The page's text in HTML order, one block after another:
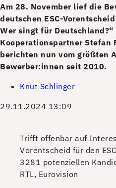
Am 28. November lief die
deutschen ESC-
Wer singt für
Kooperationspartner Stefan
berichten nun vom größten
Bewerber:innen seit 2010.
Knut Schlinger
29.11.2024 13:09
Trifft offenbar auf
Vorentscheid für den
3281 potenziellen
RTL, Eurovision